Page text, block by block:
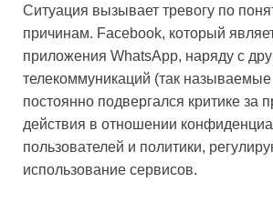
Ситуация вызывает тревогу по
причинам. Facebook, который
приложения WhatsApp, наряду с
телекоммуникаций (так называемые
постоянно подвергался критике за
действия в отношении
пользователей и политики,
использование сервисов.